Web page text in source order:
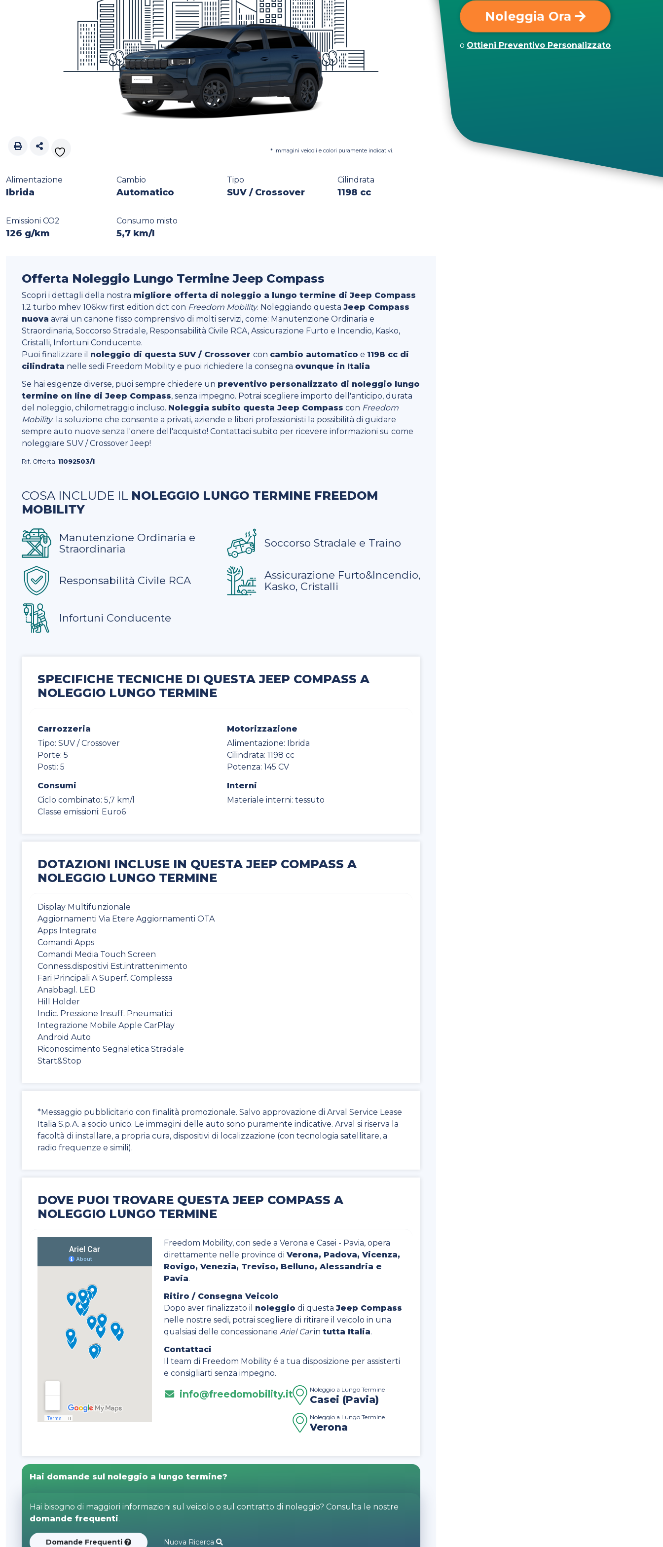
* Immagini veicoli e colori puramente indicativi.
Noleggia Ora
o Ottieni Preventivo Personalizzato
Alimentazione
Ibrida
Cambio
Automatico
Tipo
SUV / Crossover
Cilindrata
1198 cc
Emissioni CO2
126 g/km
Consumo misto
5,7 km/l
Offerta Noleggio Lungo Termine Jeep Compass
Scopri i dettagli della nostra migliore offerta di noleggio a lungo termine di Jeep Compass
1.2 turbo mhev 106kw first edition dct con Freedom Mobility. Noleggiando questa Jeep Compass
nuova avrai un canone fisso comprensivo di molti servizi, come: Manutenzione Ordinaria e
Straordinaria, Soccorso Stradale, Responsabilità Civile RCA, Assicurazione Furto e Incendio, Kasko,
Cristalli, Infortuni Conducente.
Puoi finalizzare il noleggio di questa SUV / Crossover con cambio automatico e 1198 cc di
cilindrata nelle sedi Freedom Mobility e puoi richiedere la consegna ovunque in Italia
Se hai esigenze diverse, puoi sempre chiedere un preventivo personalizzato di noleggio lungo
termine on line di Jeep Compass, senza impegno. Potrai scegliere importo dell'anticipo, durata
del noleggio, chilometraggio incluso. Noleggia subito questa Jeep Compass con Freedom
Mobility: la soluzione che consente a privati, aziende e liberi professionisti la possibilità di guidare
sempre auto nuove senza l'onere dell'acquisto! Contattaci subito per ricevere informazioni su come
noleggiare SUV / Crossover Jeep!
Rif. Offerta: 11092503/1
COSA INCLUDE IL NOLEGGIO LUNGO TERMINE FREEDOM
MOBILITY
Manutenzione Ordinaria e
Straordinaria
Soccorso Stradale e Traino
Responsabilità Civile RCA
Assicurazione Furto&Incendio,
Kasko, Cristalli
Infortuni Conducente
SPECIFICHE TECNICHE DI QUESTA JEEP COMPASS A
NOLEGGIO LUNGO TERMINE
Carrozzeria
Tipo: SUV / Crossover
Porte: 5
Posti: 5
Motorizzazione
Alimentazione: Ibrida
Cilindrata: 1198 cc
Potenza: 145 CV
Consumi
Ciclo combinato: 5,7 km/l
Classe emissioni: Euro6
Interni
Materiale interni: tessuto
DOTAZIONI INCLUSE IN QUESTA JEEP COMPASS A
NOLEGGIO LUNGO TERMINE
Display Multifunzionale
Aggiornamenti Via Etere Aggiornamenti OTA
Apps Integrate
Comandi Apps
Comandi Media Touch Screen
Conness.dispositivi Est.intrattenimento
Fari Principali A Superf. Complessa
Anabbagl. LED
Hill Holder
Indic. Pressione Insuff. Pneumatici
Integrazione Mobile Apple CarPlay
Android Auto
Riconoscimento Segnaletica Stradale
Start&Stop
*Messaggio pubblicitario con finalità promozionale. Salvo approvazione di Arval Service Lease
Italia S.p.A. a socio unico. Le immagini delle auto sono puramente indicative. Arval si riserva la
facoltà di installare, a propria cura, dispositivi di localizzazione (con tecnologia satellitare, a
radio frequenze e simili).
DOVE PUOI TROVARE QUESTA JEEP COMPASS A
NOLEGGIO LUNGO TERMINE
Freedom Mobility, con sede a Verona e Casei - Pavia, opera
direttamente nelle province di Verona, Padova, Vicenza,
Rovigo, Venezia, Treviso, Belluno, Alessandria e
Pavia.
Ritiro / Consegna Veicolo
Dopo aver finalizzato il noleggio di questa Jeep Compass
nelle nostre sedi, potrai scegliere di ritirare il veicolo in una
qualsiasi delle concessionarie Ariel Carin tutta Italia.
Contattaci
Il team di Freedom Mobility é a tua disposizione per assisterti
e consigliarti senza impegno.
info@freedomobility.it Noleggio a Lungo Termine
Casei (Pavia)
Noleggio a Lungo Termine
Verona
Hai domande sul noleggio a lungo termine?
Hai bisogno di maggiori informazioni sul veicolo o sul contratto di noleggio? Consulta le nostre
domande frequenti.
Domande Frequenti Nuova Ricerca